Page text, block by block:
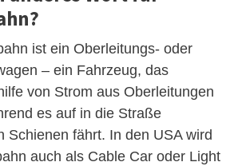
ist ein Oberleitungs- oder
– ein Fahrzeug, das
von Strom aus Oberleitungen
es auf in die Straße
Schienen fährt. In den USA wird
auch als Cable Car oder Light